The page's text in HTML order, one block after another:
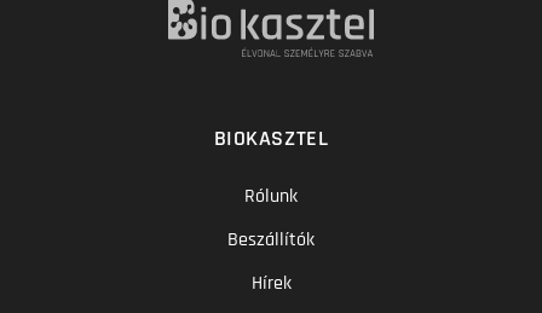
BIOKASZTEL
Rólunk
Beszállítók
Hírek